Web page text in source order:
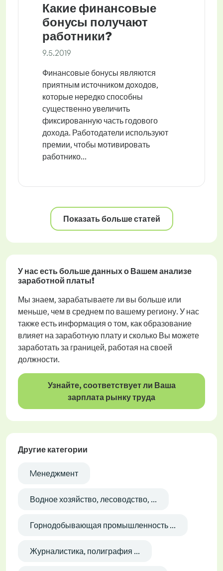
Какие финансовые
бонусы получают
работники?
9.5.2019
Финансовые бонусы являются
приятным источником доходов,
которые нередко способны
существенно увеличить
фиксированную часть годового
дохода. Работодатели используют
премии, чтобы мотивировать
работнико...
Показать больше статей
У нас есть больше данных о Вашем анализе
заработной платы!
Мы знаем, зарабатываете ли вы больше или
меньше, чем в среднем по вашему региону. У нас
также есть информация о том, как образование
влияет на заработную плату и сколько Вы можете
заработать за границей, работая на своей
должности.
Узнайте, соответствует ли Ваша
зарплата рынку труда
Другие категории
Mенеджмент
Водное хозяйство, лесоводство, ...
Горнодобывающая промышленность ...
Журналистика, полиграфия ...